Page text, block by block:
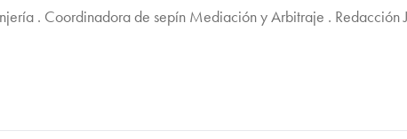
. Coordinadora de sepín Mediación y Arbitraje . Redacción